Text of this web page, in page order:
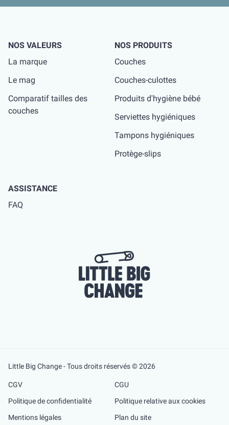
NOS VALEURS
La marque
Le mag
Comparatif tailles des
couches
NOS PRODUITS
Couches
Couches-culottes
Produits d'hygiène bébé
Serviettes hygiéniques
Tampons hygiéniques
Protège-slips
ASSISTANCE
FAQ
Little Big Change - Tous droits réservés © 2026
CGV
CGU
Politique de confidentialité
Politique relative aux cookies
Mentions légales
Plan du site